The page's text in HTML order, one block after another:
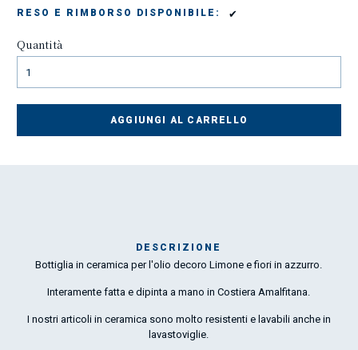
RESO E RIMBORSO DISPONIBILE: ✔
Quantità
AGGIUNGI AL CARRELLO
DESCRIZIONE
Bottiglia in ceramica per l'olio decoro Limone e fiori in azzurro.
Interamente fatta e dipinta a mano in Costiera Amalfitana.
I nostri articoli in ceramica sono molto resistenti e lavabili anche in
lavastoviglie.